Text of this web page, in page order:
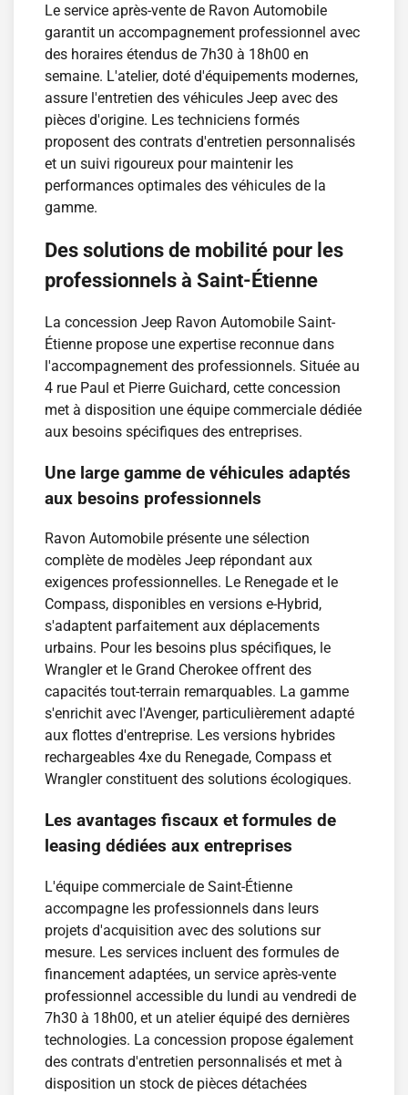
Le service après-vente de Ravon Automobile
garantit un accompagnement professionnel avec
des horaires étendus de 7h30 à 18h00 en
semaine. L'atelier, doté d'équipements modernes,
assure l'entretien des véhicules Jeep avec des
pièces d'origine. Les techniciens formés
proposent des contrats d'entretien personnalisés
et un suivi rigoureux pour maintenir les
performances optimales des véhicules de la
gamme.
Des solutions de mobilité pour les
professionnels à Saint-Étienne
La concession Jeep Ravon Automobile Saint-
Étienne propose une expertise reconnue dans
l'accompagnement des professionnels. Située au
4 rue Paul et Pierre Guichard, cette concession
met à disposition une équipe commerciale dédiée
aux besoins spécifiques des entreprises.
Une large gamme de véhicules adaptés
aux besoins professionnels
Ravon Automobile présente une sélection
complète de modèles Jeep répondant aux
exigences professionnelles. Le Renegade et le
Compass, disponibles en versions e-Hybrid,
s'adaptent parfaitement aux déplacements
urbains. Pour les besoins plus spécifiques, le
Wrangler et le Grand Cherokee offrent des
capacités tout-terrain remarquables. La gamme
s'enrichit avec l'Avenger, particulièrement adapté
aux flottes d'entreprise. Les versions hybrides
rechargeables 4xe du Renegade, Compass et
Wrangler constituent des solutions écologiques.
Les avantages fiscaux et formules de
leasing dédiées aux entreprises
L'équipe commerciale de Saint-Étienne
accompagne les professionnels dans leurs
projets d'acquisition avec des solutions sur
mesure. Les services incluent des formules de
financement adaptées, un service après-vente
professionnel accessible du lundi au vendredi de
7h30 à 18h00, et un atelier équipé des dernières
technologies. La concession propose également
des contrats d'entretien personnalisés et met à
disposition un stock de pièces détachées